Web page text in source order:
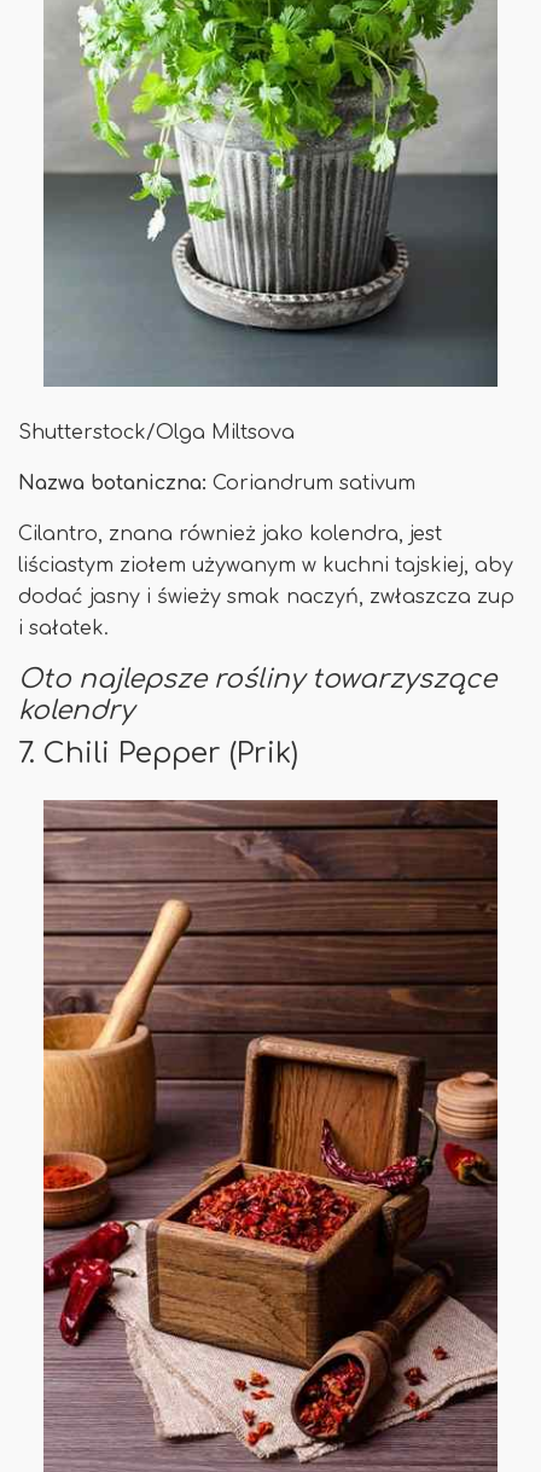
Shutterstock/Olga Miltsova
Nazwa botaniczna: Coriandrum sativum
Cilantro, znana również jako kolendra, jest
liściastym ziołem używanym w kuchni tajskiej, aby
dodać jasny i świeży smak naczyń, zwłaszcza zup
i sałatek.
Oto najlepsze rośliny towarzyszące
kolendry
7. Chili Pepper (Prik)